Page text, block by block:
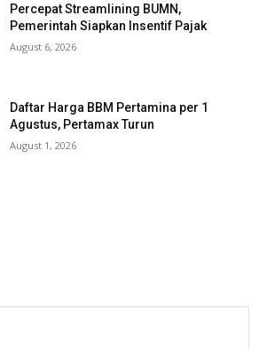
Percepat Streamlining BUMN,
Pemerintah Siapkan Insentif Pajak
August 6, 2026
Daftar Harga BBM Pertamina per 1
Agustus, Pertamax Turun
August 1, 2026